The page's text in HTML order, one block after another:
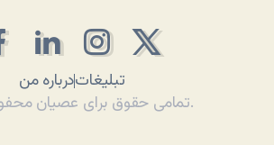
درباره منتبلیغات
تمامی حقوق برای عصیان محفوظ است.